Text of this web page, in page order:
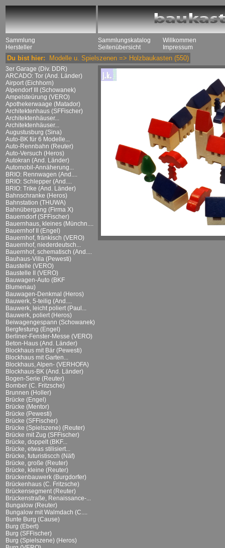
Sammlung
Hersteller
Sammlungskatalog
Seitenübersicht
Willkommen
Impressum
Du bist hier: Modelle u. Spielszenen => Holzbaukasten (550)
3er Garage (Div. DDR)
ARCADO: Tor (And. Länder)
Airport (Eichhorn)
Alpendorf III (Schowanek)
Ampelsteürung (VERO)
Apothekerwaage (Matador)
Architektenhaus (SFFischer)
Architektenhäuser...
Architektenhäuser...
Augustusburg (Sina)
Auto-BK für 6 Modelle...
Auto-Rennbahn (Reuter)
Auto-Versuch (Heros)
Autokran (And. Länder)
Automobil-Annäherung...
BRIO: Rennwagen (And....
BRIO: Schlepper (And....
BRIO: Trike (And. Länder)
Bahnschranke (Heros)
Bahnstation (THUWA)
Bahnübergang (Firma X)
Bauerndorf (SFFischer)
Bauernhaus, kleines (Münchn....
Bauernhof II (Engel)
Bauernhof, fränkisch (VERO)
Bauernhof, niederdeutsch...
Bauernhof, schematisch (And....
Bauhaus-Villa (Pewesti)
Baustelle (VERO)
Baustelle II (VERO)
Bauwagen-Auto (BKF
Blumenau)
Bauwagen-Denkmal (Heros)
Bauwerk, 5-teilig (And....
Bauwerk, leicht poliert (Paul...
Bauwerk, poliert (Heros)
Beiwagengespann (Schowanek)
Bergfestung (Engel)
Berliner-Fenster-Messe (VERO)
Beton-Haus (And. Länder)
Blockhaus mit Bär (Pewesti)
Blockhaus mit Garten...
Blockhaus, Alpen- (VERHOFA)
Blockhaus-BK (And. Länder)
Bogen-Serie (Reuter)
Bomber (C. Fritzsche)
Brunnen (Holler)
Brücke (Engel)
Brücke (Mentor)
Brücke (Pewesti)
Brücke (SFFischer)
Brücke (Spielszene) (Reuter)
Brücke mit Zug (SFFischer)
Brücke, doppelt (BKF...
Brücke, etwas stilisiert...
Brücke, futuristiscch (Näf)
Brücke, große (Reuter)
Brücke, kleine (Reuter)
Brückenbauwerk (Burgdorfer)
Brückenhaus (C. Fritzsche)
Brückensegment (Reuter)
Brückenstraße, Renaissance-...
Bungalow (Reuter)
Bungalow mit Walmdach (C....
Bunte Burg (Cause)
Burg (Ebert)
Burg (SFFischer)
Burg (Spielszene) (Heros)